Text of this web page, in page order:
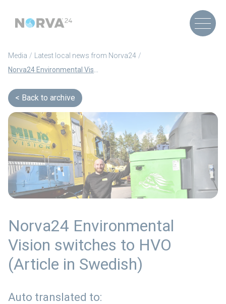
Media
Latest local news from Norva24
Back to archive
Norva24 Environmental
Vision switches to HVO
(Article in Swedish)
Auto translated to: